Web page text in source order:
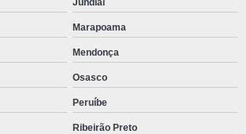
Marapoama
Mendonça
Osasco
Peruíbe
Ribeirão Preto